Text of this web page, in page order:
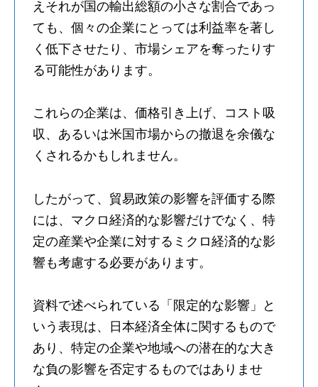
えそれが国の輸出総額の小さな割合であっ
ても、個々の企業にとっては利益率を著し
く低下させたり、市場シェアを奪ったりす
る可能性があります。
これらの企業は、価格引き上げ、コスト吸
収、あるいは米国市場からの撤退を余儀な
くされるかもしれません。
したがって、貿易政策の影響を評価する際
には、マクロ経済的な影響だけでなく、特
定の産業や企業に対するミクロ経済的な影
響も考慮する必要があります。
資料で述べられている「限定的な影響」と
いう表現は、日本経済全体に関するもので
あり、特定の企業や地域への潜在的な大き
な負の影響を否定するものではありませ